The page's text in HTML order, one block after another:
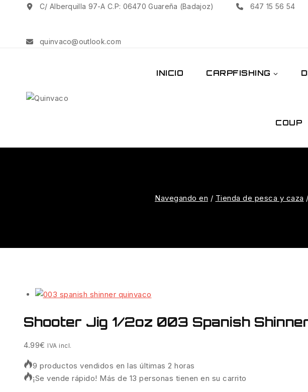
C/ Alberquilla 97-A C.P: 06470 Guareña (Badajoz) 647 15 56 54
quinvaco@outlook.com
INICIO CARPFISHING
COUP
Navegando en / Tienda de pesca y caza /
Shooter Jig 1/2oz 003 Spanish
4.99€ IVA incl.
9 productos vendidos en las últimas 2 horas
¡Se vende rápido! Más de 13 personas tienen en su carrito